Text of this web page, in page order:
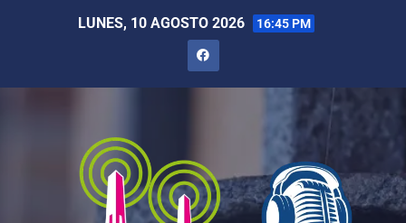
LUNES, 10 AGOSTO 2026 16:45 PM